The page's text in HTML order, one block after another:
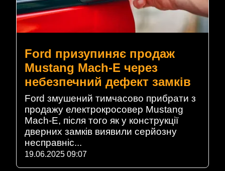
Ford призупиняє продаж
Mustang Mach-E через
небезпечний дефект замків
Ford змушений тимчасово прибрати з
продажу електрокросовер Mustang
Mach-E, після того як у конструкції
дверних замків виявили серйозну
несправніс...
19.06.2025 09:07